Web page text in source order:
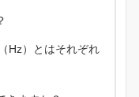
Hz）とはそれぞれ